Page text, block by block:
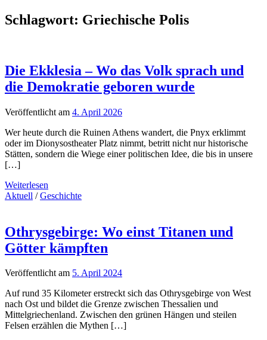
Schlagwort: Griechische Polis
Die Ekklesia – Wo das Volk sprach und
die Demokratie geboren wurde
Veröffentlicht am 4. April 2026
Wer heute durch die Ruinen Athens wandert, die Pnyx erklimmt
oder im Dionysostheater Platz nimmt, betritt nicht nur historische
Stätten, sondern die Wiege einer politischen Idee, die bis in unsere
[…]
Weiterlesen
Aktuell /Geschichte
Othrysgebirge: Wo einst Titanen und
Götter kämpften
Veröffentlicht am 5. April 2024
Auf rund 35 Kilometer erstreckt sich das Othrysgebirge von West
nach Ost und bildet die Grenze zwischen Thessalien und
Mittelgriechenland. Zwischen den grünen Hängen und steilen
Felsen erzählen die Mythen […]